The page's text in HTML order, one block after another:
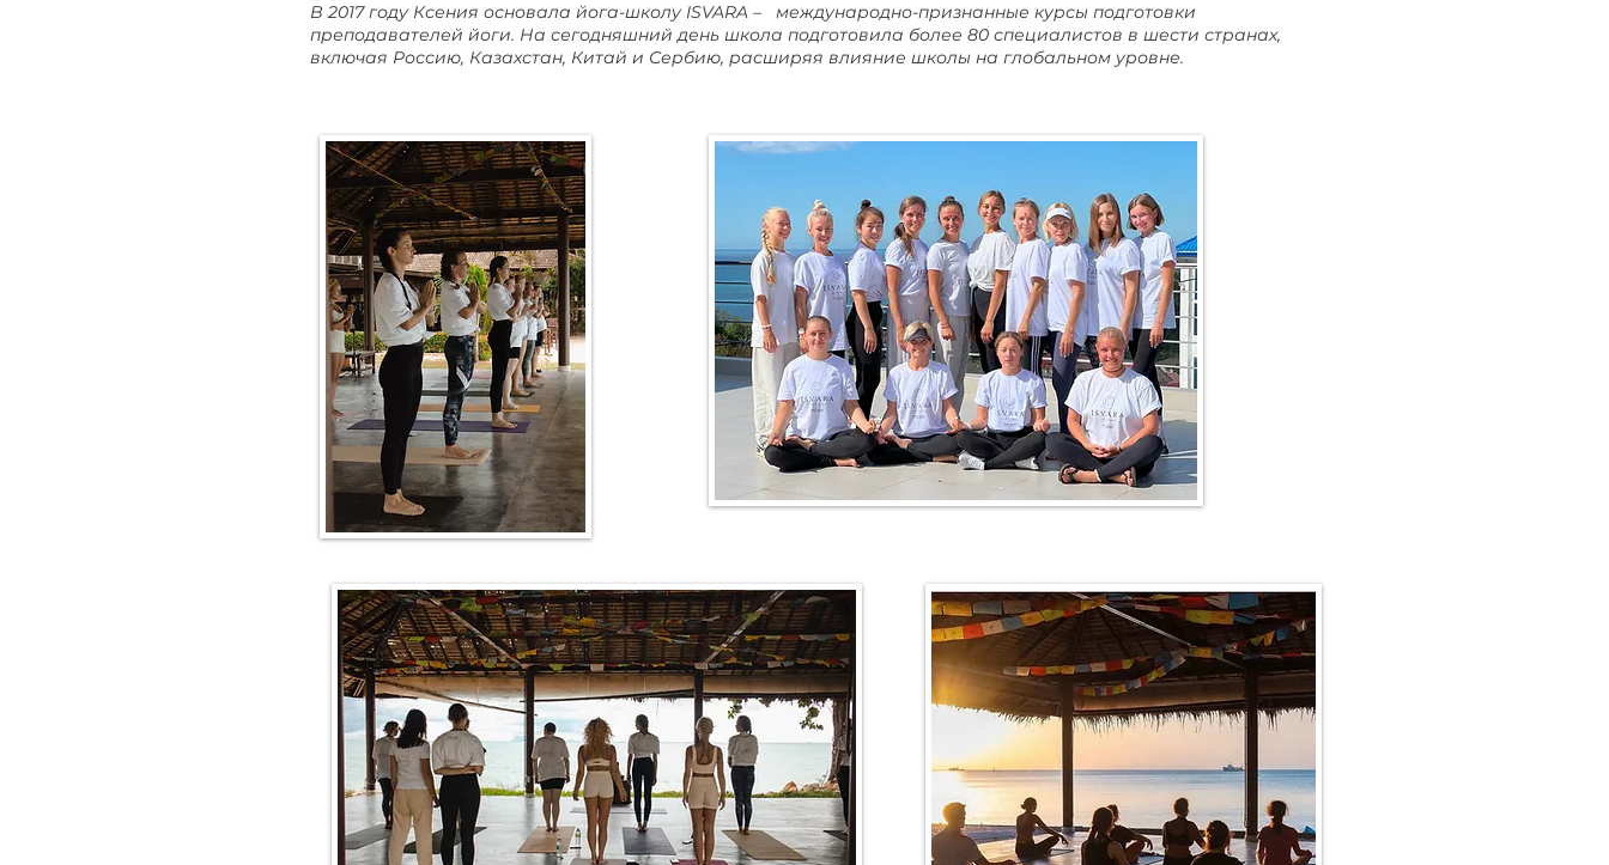
В 2017 году Ксения основала йога-школу ISVARA – международно-признанные курсы подготовки
преподавателей йоги. На сегодняшний день школа подготовила более 80 специалистов в шести странах,
включая Россию, Казахстан, Китай и Сербию, расширяя влияние школы на глобальном уровне.